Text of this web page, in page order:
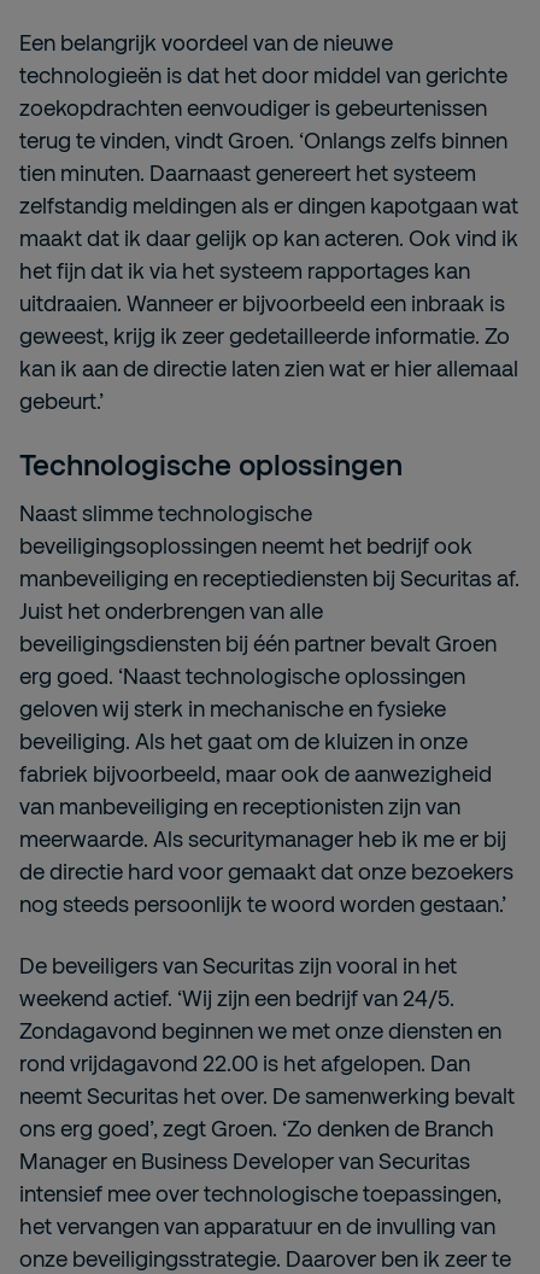
Een belangrijk voordeel van de nieuwe
technologieën is dat het door middel van gerichte
zoekopdrachten eenvoudiger is gebeurtenissen
terug te vinden, vindt Groen. ‘Onlangs zelfs binnen
tien minuten. Daarnaast genereert het systeem
zelfstandig meldingen als er dingen kapotgaan wat
maakt dat ik daar gelijk op kan acteren. Ook vind ik
het fijn dat ik via het systeem rapportages kan
uitdraaien. Wanneer er bijvoorbeeld een inbraak is
geweest, krijg ik zeer gedetailleerde informatie. Zo
kan ik aan de directie laten zien wat er hier allemaal
gebeurt.’
Technologische oplossingen
Naast slimme technologische
beveiligingsoplossingen neemt het bedrijf ook
manbeveiliging en receptiediensten bij Securitas af.
Juist het onderbrengen van alle
beveiligingsdiensten bij één partner bevalt Groen
erg goed. ‘Naast technologische oplossingen
geloven wij sterk in mechanische en fysieke
beveiliging. Als het gaat om de kluizen in onze
fabriek bijvoorbeeld, maar ook de aanwezigheid
van manbeveiliging en receptionisten zijn van
meerwaarde. Als securitymanager heb ik me er bij
de directie hard voor gemaakt dat onze bezoekers
nog steeds persoonlijk te woord worden gestaan.’
De beveiligers van Securitas zijn vooral in het
weekend actief. ‘Wij zijn een bedrijf van 24/5.
Zondagavond beginnen we met onze diensten en
rond vrijdagavond 22.00 is het afgelopen. Dan
neemt Securitas het over. De samenwerking bevalt
ons erg goed’, zegt Groen. ‘Zo denken de Branch
Manager en Business Developer van Securitas
intensief mee over technologische toepassingen,
het vervangen van apparatuur en de invulling van
onze beveiligingsstrategie. Daarover ben ik zeer te